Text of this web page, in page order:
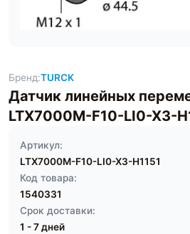
Бренд:TURCK
Датчик линейных
LTX7000M-F10-LI0-X3-
Артикул:
LTX7000M-F10-LI0-X3-H1151
Код товара:
1540331
Срок доставки:
1 - 7 дней